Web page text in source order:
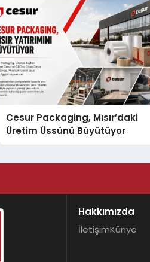
Cesur Packaging, Mısır’daki
Üretim Üssünü Büyütüyor
Hakkımızda
İletişimKünye